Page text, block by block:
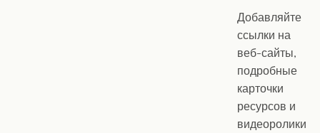
Добавляйте
ссылки на
веб-сайты,
подробные
карточки
ресурсов и
видеоролики